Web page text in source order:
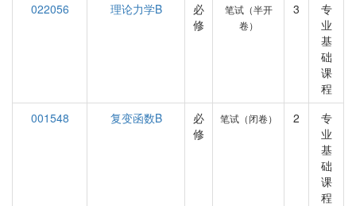
022056 理论力学B
必
修
笔试（半开
卷）
3
专
业
基
础
课
程
001548
复变函数B
必
修
笔试（闭卷） 2
专
业
基
础
课
程